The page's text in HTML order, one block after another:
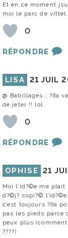
Et en ce moment
moi le parc de vittel
0
RÉPONDRE
LISA 21 JUIL
@ Babillages : ?ßa
de jeter !! lol
0
RÉPONDRE
OPHISE 21
Moi l’id?©e me
d?©j? copi?©
c’est toujours ?ßa
pas les pieds parce
peux plus
????)